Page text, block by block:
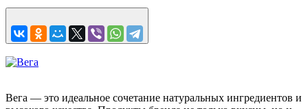
Вега — это идеальное сочетание натуральных ингредиентов и